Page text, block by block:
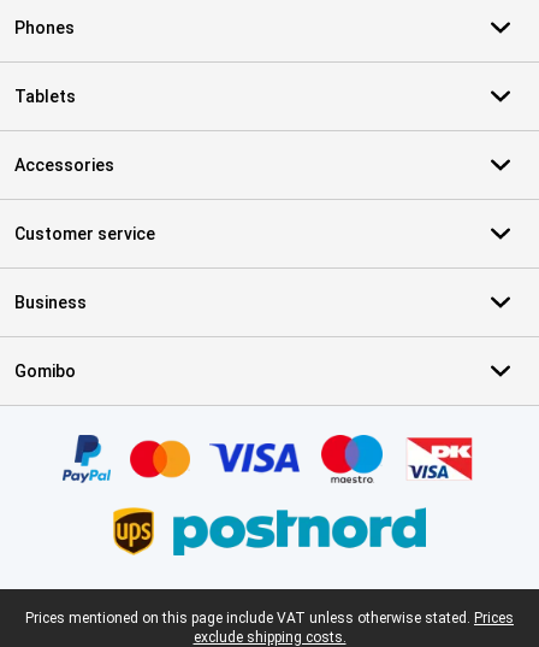
Phones
Tablets
Accessories
Customer service
Business
Gomibo
Legal footer
Prices mentioned on this page include VAT unless otherwise stated. Prices
exclude shipping costs.